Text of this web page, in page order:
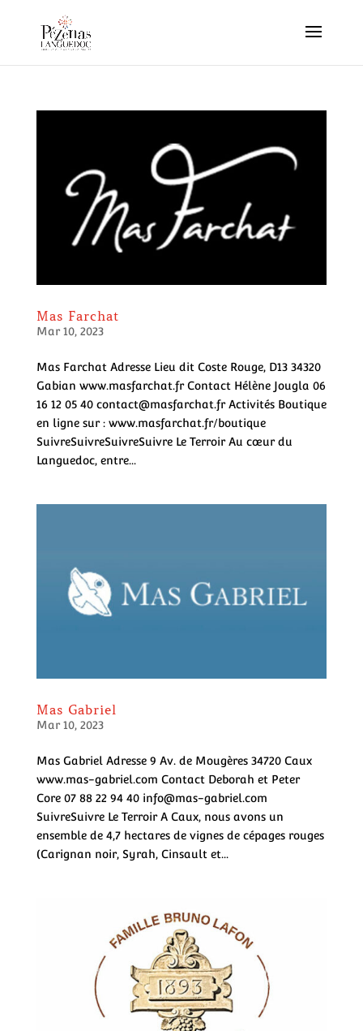
Mas Farchat
Mar 10, 2023
Mas Farchat Adresse Lieu dit Coste Rouge, D13 34320
Gabian www.masfarchat.fr Contact Hélène Jougla 06
16 12 05 40 contact@masfarchat.fr Activités Boutique
en ligne sur : www.masfarchat.fr/boutique
SuivreSuivreSuivreSuivre Le Terroir Au cœur du
Languedoc, entre...
Mas Gabriel
Mar 10, 2023
Mas Gabriel Adresse 9 Av. de Mougères 34720 Caux
www.mas-gabriel.com Contact Deborah et Peter
Core 07 88 22 94 40 info@mas-gabriel.com
SuivreSuivre Le Terroir A Caux, nous avons un
ensemble de 4,7 hectares de vignes de cépages rouges
(Carignan noir, Syrah, Cinsault et...